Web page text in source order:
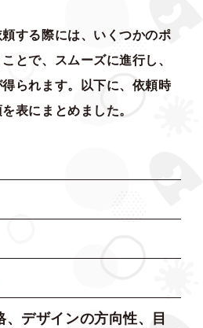
する際には、いくつかのポ
とで、スムーズに進行し、
られます。以下に、依頼時
表にまとめました。
、デザインの方向性、目